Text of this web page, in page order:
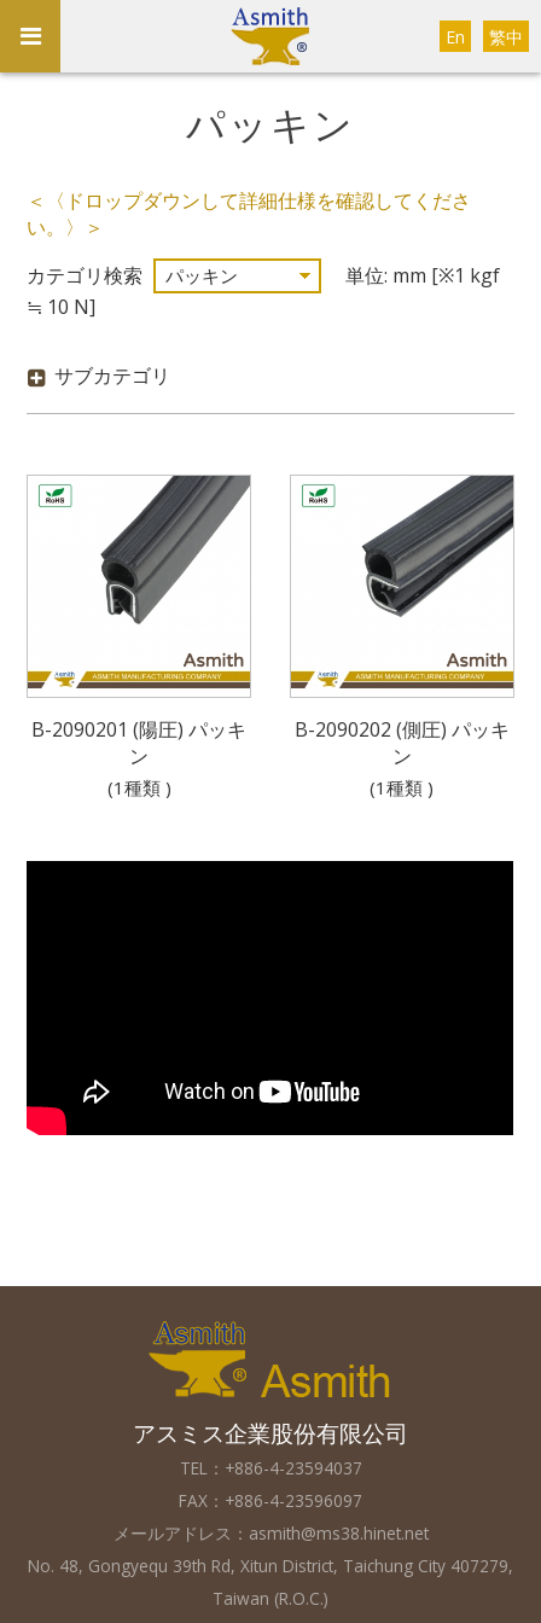
繁中
En
パッキン
＜〈ドロップダウンして詳細仕様を確認してくださ
い。〉＞
カテゴリ検索
単位: mm [※1 kgf
≒ 10 N]
サブカテゴリ
B-2090201 (陽圧) パッキ
ン
(1種類 )
B-2090202 (側圧) パッキ
ン
(1種類 )
アスミス企業股份有限公司
TEL：+886-4-23594037
FAX：+886-4-23596097
メールアドレス： asmith@ms38.hinet.net
No. 48, Gongyequ 39th Rd, Xitun District, Taichung City 407279,
Taiwan (R.O.C.)